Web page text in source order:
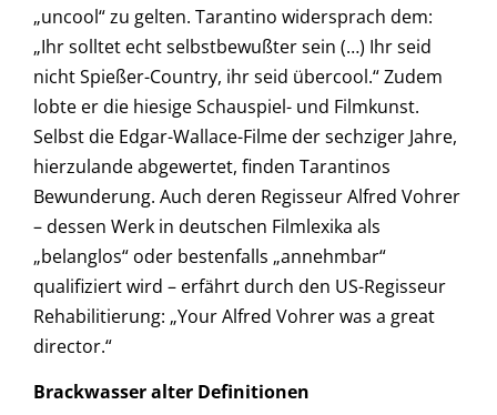
„uncool“ zu gelten. Tarantino widersprach dem:
„Ihr solltet echt selbstbewußter sein (…) Ihr seid
nicht Spießer-Country, ihr seid übercool.“ Zudem
lobte er die hiesige Schauspiel- und Filmkunst.
Selbst die Edgar-Wallace-Filme der sechziger Jahre,
hierzulande abgewertet, finden Tarantinos
Bewunderung. Auch deren Regisseur Alfred Vohrer
– dessen Werk in deutschen Filmlexika als
„belanglos“ oder bestenfalls „annehmbar“
qualifiziert wird – erfährt durch den US-Regisseur
Rehabilitierung: „Your Alfred Vohrer was a great
director.“
Brackwasser alter Definitionen